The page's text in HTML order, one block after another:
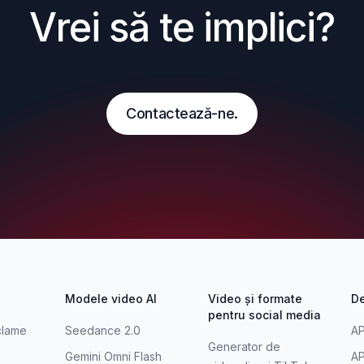
Vrei să te implici?
Contactează-ne.
Modele video AI
Seedance 2.0
Gemini Omni Flash
Video și formate
pentru social media
Generator de